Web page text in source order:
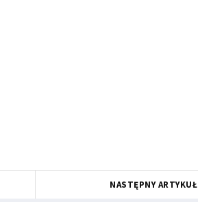
NASTĘPNY ARTYKUŁ